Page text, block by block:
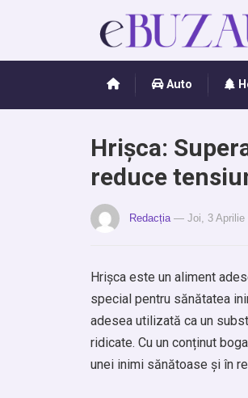
Auto
Hrișca:
reduce
Redacția — Joi, 3 Aprilie
Hrișca este un aliment
special pentru sănătatea
adesea utilizată ca un
ridicate. Cu un conținut
unei inimi sănătoase și în